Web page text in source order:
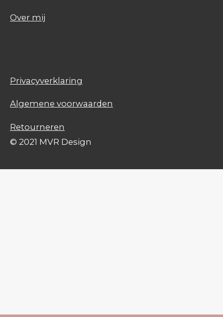
Over mij
Privacyverklaring
Algemene voorwaarden
Retourneren
© 2021 MVR Design